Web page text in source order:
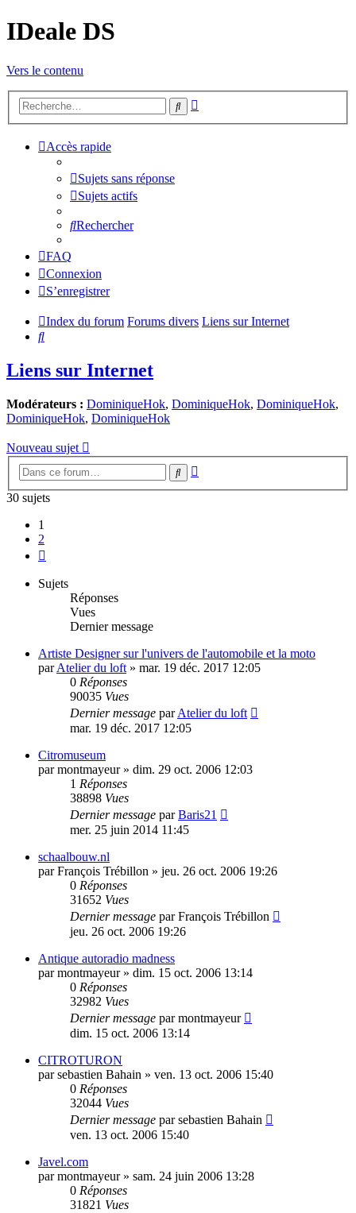
IDeale DS
Vers le contenu
Rechercher
Accès rapide
Sujets sans réponse
Sujets actifs
Rechercher
FAQ
Connexion
S’enregistrer
Index du forum Forums divers Liens sur Internet
Rechercher
Liens sur Internet
Modérateurs : DominiqueHok, DominiqueHok, DominiqueHok,
DominiqueHok, DominiqueHok
Nouveau sujet
Rechercher
30 sujets
1
2
Sujets
Réponses
Vues
Dernier message
Artiste Designer sur l'univers de l'automobile et la moto
parAtelier du loft » mar. 19 déc. 2017 12:05
0 Réponses
90035 Vues
Dernier message parAtelier du loft
mar. 19 déc. 2017 12:05
Citromuseum
parmontmayeur» dim. 29 oct. 2006 12:03
1 Réponses
38898 Vues
Dernier message parBaris21
mer. 25 juin 2014 11:45
schaalbouw.nl
parFrançois Trébillon » jeu. 26 oct. 2006 19:26
0 Réponses
31652 Vues
Dernier message parFrançois Trébillon
jeu. 26 oct. 2006 19:26
Antique autoradio madness
parmontmayeur» dim. 15 oct. 2006 13:14
0 Réponses
32982 Vues
Dernier message parmontmayeur
dim. 15 oct. 2006 13:14
CITROTURON
parsebastien Bahain » ven. 13 oct. 2006 15:40
0 Réponses
32044 Vues
Dernier message parsebastien Bahain
ven. 13 oct. 2006 15:40
Javel.com
parmontmayeur» sam. 24 juin 2006 13:28
0 Réponses
31821 Vues